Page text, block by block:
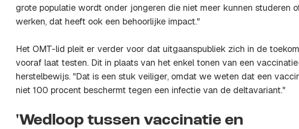
grote populatie wordt onder jongeren die niet meer kunnen studeren
werken, dat heeft ook een behoorlijke impact."
Het OMT-lid pleit er verder voor dat uitgaanspubliek zich in de
vooraf laat testen. Dit in plaats van het enkel tonen van een
herstelbewijs. "Dat is een stuk veiliger, omdat we weten dat een
niet 100 procent beschermt tegen een infectie van de deltavariant."
'Wedloop tussen vaccinatie en